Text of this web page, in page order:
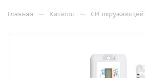
Главная — Каталог — СИ окружающей